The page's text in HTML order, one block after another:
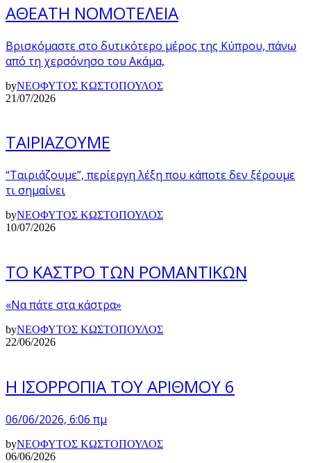
ΑΘΕΑΤΗ ΝΟΜΟΤΕΛΕΙΑ
Βρισκόμαστε στο δυτικότερο μέρος της Κύπρου, πάνω
από τη χερσόνησο του Ακάμα,
byΝΕΟΦΥΤΟΣ ΚΩΣΤΟΠΟΥΛΟΣ
21/07/2026
ΤΑΙΡΙΑΖΟΥΜΕ
“Ταιριάζουμε”, περίεργη λέξη που κάποτε δεν ξέρουμε
τι σημαίνει
byΝΕΟΦΥΤΟΣ ΚΩΣΤΟΠΟΥΛΟΣ
10/07/2026
ΤΟ ΚΑΣΤΡΟ ΤΩΝ ΡΟΜΑΝΤΙΚΩΝ
«Να πάτε στα κάστρα»
byΝΕΟΦΥΤΟΣ ΚΩΣΤΟΠΟΥΛΟΣ
22/06/2026
Η ΙΣΟΡΡΟΠΙΑ ΤΟΥ ΑΡΙΘΜΟΥ 6
06/06/2026, 6:06 πμ
byΝΕΟΦΥΤΟΣ ΚΩΣΤΟΠΟΥΛΟΣ
06/06/2026